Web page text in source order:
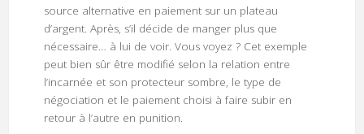
source alternative en paiement sur un plateau
d’argent. Après, s’il décide de manger plus que
nécessaire… à lui de voir. Vous voyez ? Cet exemple
peut bien sûr être modifié selon la relation entre
l’incarnée et son protecteur sombre, le type de
négociation et le paiement choisi à faire subir en
retour à l’autre en punition.